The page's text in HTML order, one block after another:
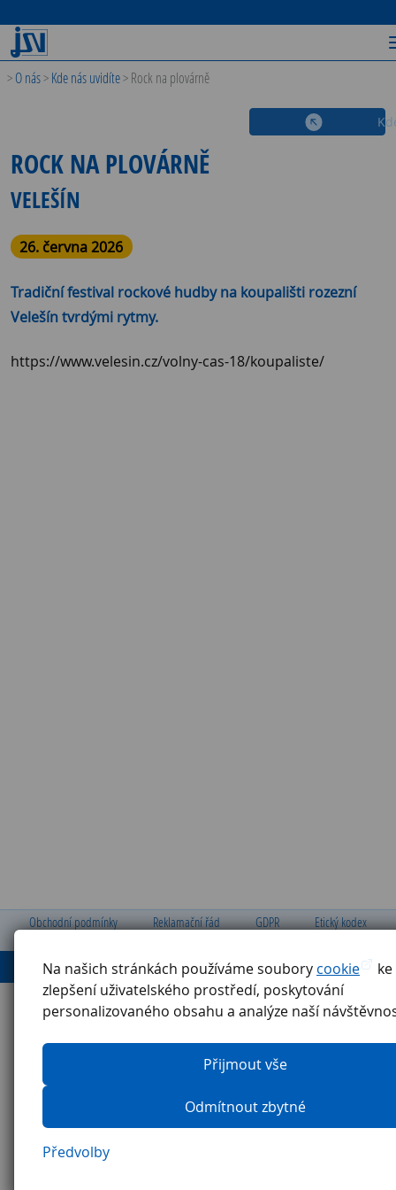
Na našich stránkách používáme soubory cookie
ke
zlepšení uživatelského prostředí, poskytování
personalizovaného obsahu a analýze naší
Přijmout vše
Odmítnout zbytné
Předvolby
>O nás>Kde nás uvidíte>Rock na plovárně
ROCK NA PLOVÁRNĚ
VELEŠÍN
26. června 2026
Tradiční festival rockové hudby na koupališti rozezní
Velešín tvrdými rytmy.
https://www.velesin.cz/volny-cas-18/koupaliste/
Obchodní podmínky Reklamační řád GDPR
Etický kodex